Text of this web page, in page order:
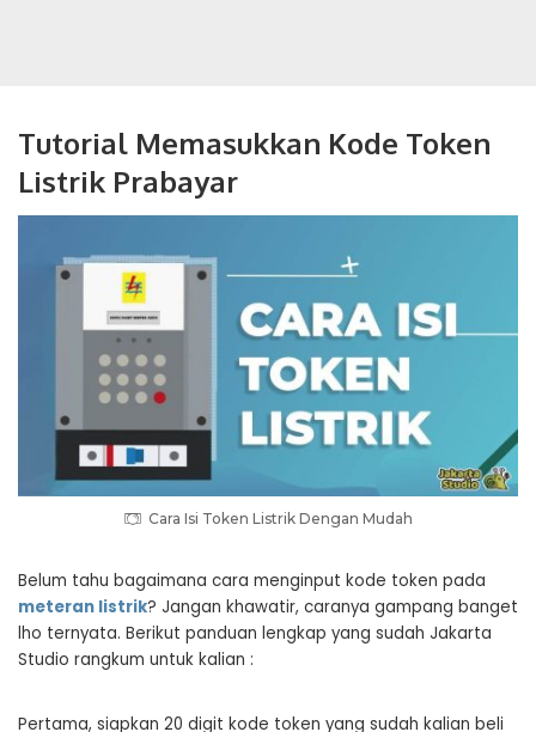
Tutorial Memasukkan Kode Token
Listrik Prabayar
Cara Isi Token Listrik Dengan Mudah
Belum tahu bagaimana cara menginput kode token pada
meteran listrik? Jangan khawatir, caranya gampang banget
lho ternyata. Berikut panduan lengkap yang sudah Jakarta
Studio rangkum untuk kalian :
Pertama, siapkan 20 digit kode token yang sudah kalian beli